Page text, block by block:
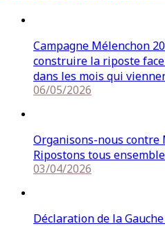
Campagne Mélenchon
construire la riposte
dans les mois qui
06/05/2026
Organisons-nous contre
Ripostons tous
03/04/2026
Déclaration de la